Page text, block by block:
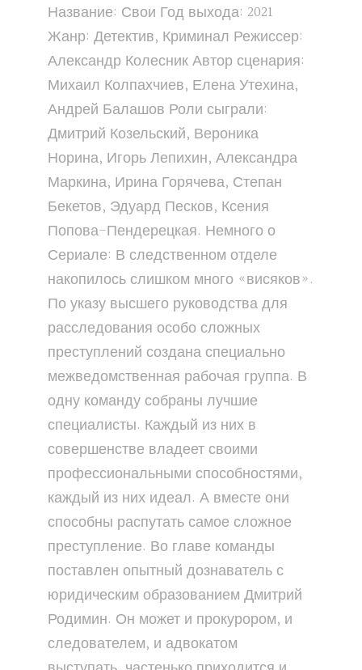
Название: Свои Год выхода: 2021
Жанр: Детектив, Криминал Режиссер:
Александр Колесник Автор сценария:
Михаил Колпахчиев, Елена Утехина,
Андрей Балашов Роли сыграли:
Дмитрий Козельский, Вероника
Норина, Игорь Лепихин, Александра
Маркина, Ирина Горячева, Степан
Бекетов, Эдуард Песков, Ксения
Попова-Пендерецкая. Немного о
Сериале: В следственном отделе
накопилось слишком много «висяков».
По указу высшего руководства для
расследования особо сложных
преступлений создана специально
межведомственная рабочая группа. В
одну команду собраны лучшие
специалисты. Каждый из них в
совершенстве владеет своими
профессиональными способностями,
каждый из них идеал. А вместе они
способны распутать самое сложное
преступление. Во главе команды
поставлен опытный дознаватель с
юридическим образованием Дмитрий
Родимин. Он может и прокурором, и
следователем, и адвокатом